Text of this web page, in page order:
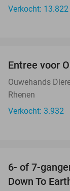
Verkocht: 13.822
Entree voor
Ouwehands
Rhenen
Verkocht: 3.932
6- of 7-
Down To